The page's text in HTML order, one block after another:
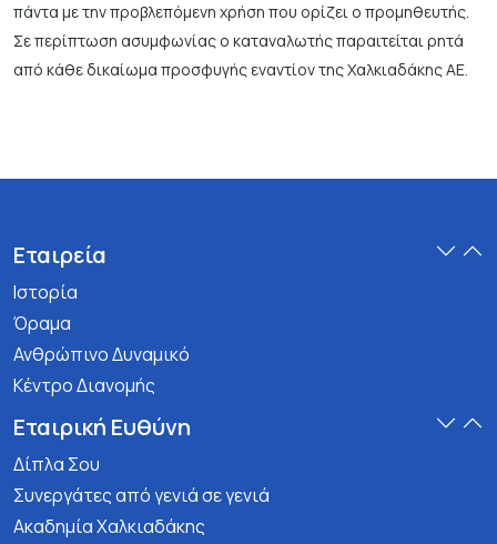
πάντα με την προβλεπόμενη χρήση που ορίζει ο προμηθευτής.
Σε περίπτωση ασυμφωνίας ο καταναλωτής παραιτείται ρητά
από κάθε δικαίωμα προσφυγής εναντίον της Χαλκιαδάκης ΑΕ.
Εταιρεία
Ιστορία
Όραμα
Ανθρώπινο Δυναμικό
Κέντρο Διανομής
Εταιρική Ευθύνη
Δίπλα Σου
Συνεργάτες από γενιά σε γενιά
Ακαδημία Χαλκιαδάκης